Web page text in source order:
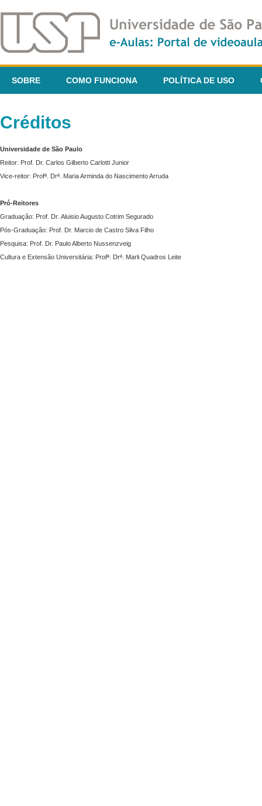
SOBRE COMO FUNCIONA POLÍTICA DE USO
Créditos
Universidade de São Paulo
Reitor: Prof. Dr. Carlos Gilberto Carlotti Junior
Vice-reitor: Profª. Drª. Maria Arminda do Nascimento Arruda
Pró-Reitores
Graduação: Prof. Dr. Aluisio Augusto Cotrim Segurado
Pós-Graduação: Prof. Dr. Marcio de Castro Silva Filho
Pesquisa: Prof. Dr. Paulo Alberto Nussenzveig
Cultura e Extensão Universitária: Profª. Drª. Marli Quadros Leite